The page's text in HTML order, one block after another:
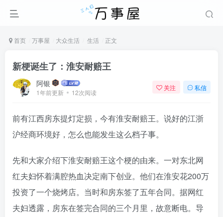
首页 万事屋 大众生活 生活 正文
新梗诞生了：淮安耐赔王
阿银
1年前更新 12次阅读
关注 私信
前有江西房东提灯定损，今有淮安耐赔王。说好的江浙
沪经商环境好，怎么也能发生这么档子事。
先和大家介绍下淮安耐赔王这个梗的由来。一对东北网
红夫妇怀着满腔热血决定南下创业。他们在淮安花200万
投资了一个烧烤店。当时和房东签了五年合同。据网红
夫妇透露，房东在签完合同的三个月里，故意断电。导